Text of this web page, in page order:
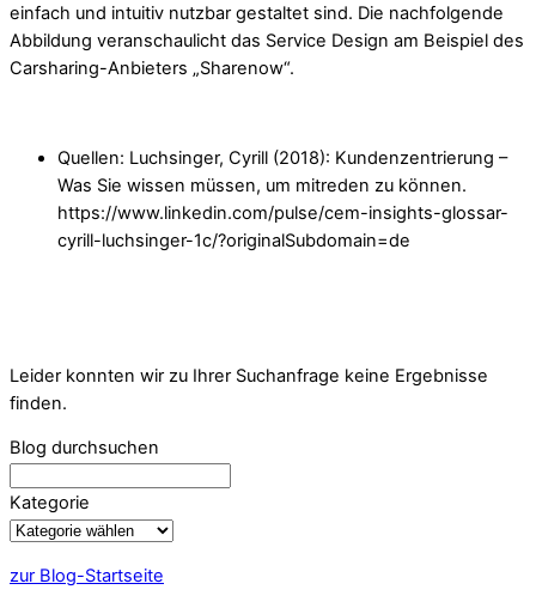
einfach und intuitiv nutzbar gestaltet sind. Die nachfolgende
Abbildung veranschaulicht das Service Design am Beispiel des
Carsharing-Anbieters „Sharenow“.
Quellen: Luchsinger, Cyrill (2018): Kundenzentrierung –
Was Sie wissen müssen, um mitreden zu können.
https://www.linkedin.com/pulse/cem-insights-glossar-
cyrill-luchsinger-1c/?originalSubdomain=de
Leider konnten wir zu Ihrer Suchanfrage keine Ergebnisse
finden.
Blog durchsuchen
Kategorie
zur Blog-Startseite